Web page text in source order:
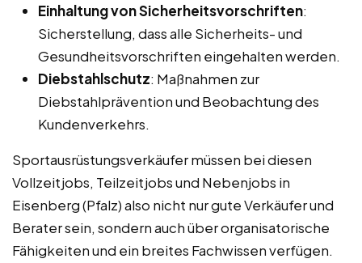
Einhaltung von Sicherheitsvorschriften:
Sicherstellung, dass alle Sicherheits- und
Gesundheitsvorschriften eingehalten werden.
Diebstahlschutz: Maßnahmen zur
Diebstahlprävention und Beobachtung des
Kundenverkehrs.
Sportausrüstungsverkäufer müssen bei diesen
Vollzeitjobs, Teilzeitjobs und Nebenjobs in
Eisenberg (Pfalz) also nicht nur gute Verkäufer und
Berater sein, sondern auch über organisatorische
Fähigkeiten und ein breites Fachwissen verfügen.